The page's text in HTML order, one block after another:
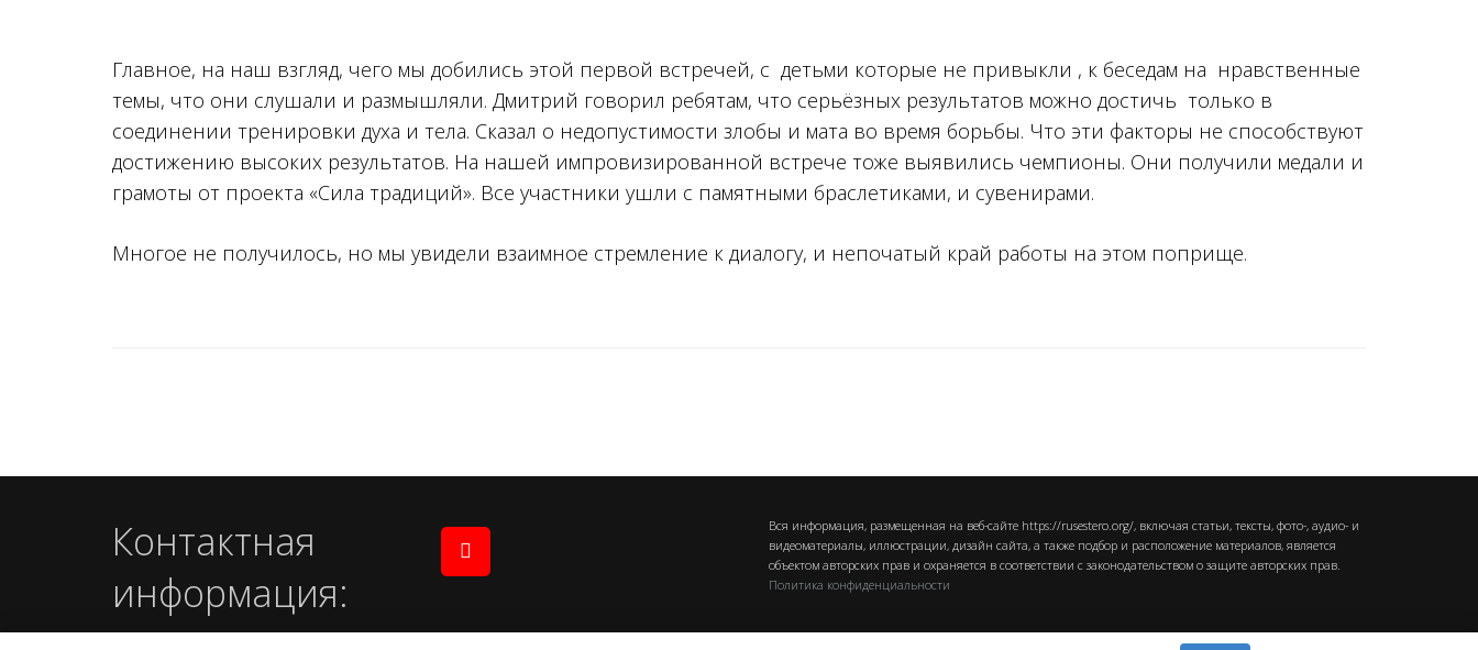
Главное, на наш взгляд, чего мы добились этой первой встречей, с детьми которые не привыкли , к беседам на нравственные
темы, что они слушали и размышляли. Дмитрий говорил ребятам, что серьёзных результатов можно достичь только в
соединении тренировки духа и тела. Сказал о недопустимости злобы и мата во время борьбы. Что эти факторы не способствуют
достижению высоких результатов. На нашей импровизированной встрече тоже выявились чемпионы. Они получили медали и
грамоты от проекта «Сила традиций». Все участники ушли с памятными браслетиками, и сувенирами.
Многое не получилось, но мы увидели взаимное стремление к диалогу, и непочатый край работы на этом поприще.
Контактная
информация:
Вся информация, размещенная на веб-сайте https://rusestero.org/, включая статьи, тексты, фото-, аудио- и
видеоматериалы, иллюстрации, дизайн сайта, а также подбор и расположение материалов, является
объектом авторских прав и охраняется в соответствии с законодательством о защите авторских прав.
Политика конфиденциальности